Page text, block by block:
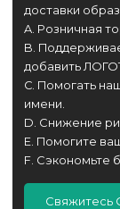
доставки
A. Розничная
B.
добавить
C. Помогать
имени.
D. Снижение
E. Помогите
F. Сэкономьте
Свяжитесь